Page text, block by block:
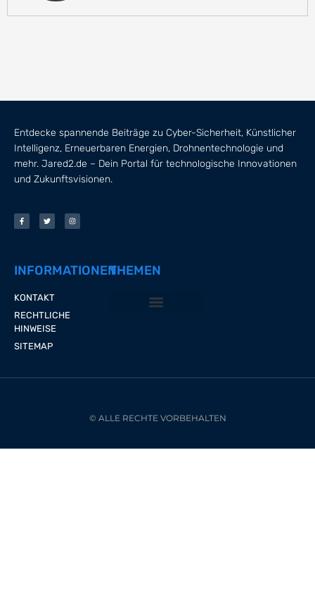
Entdecke spannende Beiträge zu Cyber-Sicherheit, Künstlicher
Intelligenz, Erneuerbaren Energien, Drohnentechnologie und
mehr. Jared2.de – Dein Portal für technologische Innovationen
und Zukunftsvisionen.
INFORMATIONEN
KONTAKT
RECHTLICHE
HINWEISE
SITEMAP
THEMEN
© ALLE RECHTE VORBEHALTEN